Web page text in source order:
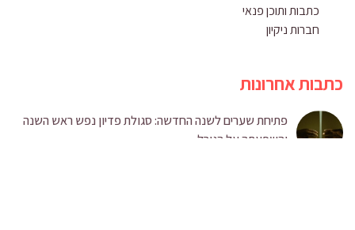
כתבות ותוכן פנאי
חברות ניקיון
כתבות אחרונות
פתיחת שערים לשנה החדשה: סגולת פדיון נפש ראש השנה
והשפעתה על הגורל